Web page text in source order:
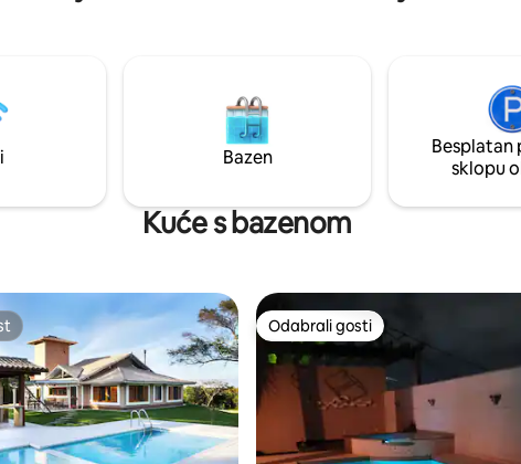
Dunas, s kristalno čistim morem
nalazi se pod vašim
Praia do Forte i Praia doBazen
Besplatan
sklopu
Kuće s bazenom
recenzija: 185
Odabrali gosti
Odabrali gosti